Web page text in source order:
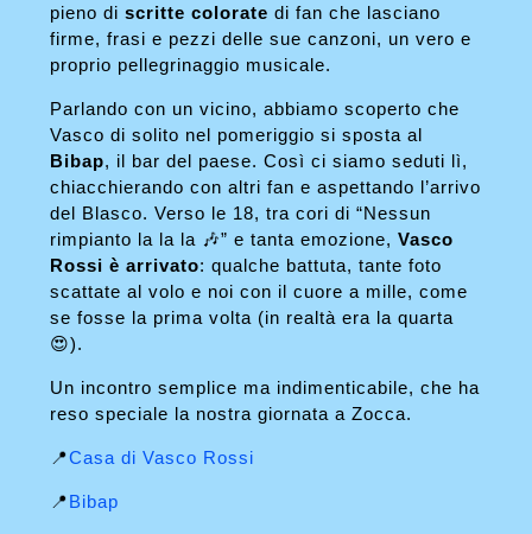
pieno discritte colorate di fan che lasciano
firme, frasi e pezzi delle sue canzoni, un vero e
proprio pellegrinaggio musicale.
Parlando con un vicino, abbiamo scoperto che
Vasco di solito nel pomeriggio si sposta al
Bibap, il bar del paese. Così ci siamo seduti lì,
chiacchierando con altri fan e aspettando l’arrivo
del Blasco. Verso le 18, tra cori di “Nessun
rimpianto la la la 🎶” e tanta emozione,Vasco
Rossi è arrivato: qualche battuta, tante foto
scattate al volo e noi con il cuore a mille, come
se fosse la prima volta (in realtà era la quarta
😍).
Un incontro semplice ma indimenticabile, che ha
reso speciale la nostra giornata a Zocca.
📍Casa di Vasco Rossi
📍Bibap